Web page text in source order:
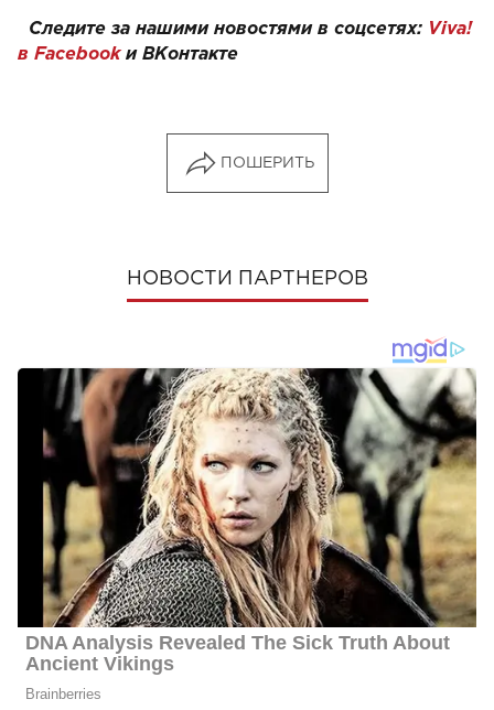
Следите за нашими новостями в соцсетях: Viva!
в Facebook и ВКонтакте
ПОШЕРИТЬ
НОВОСТИ ПАРТНЕРОВ